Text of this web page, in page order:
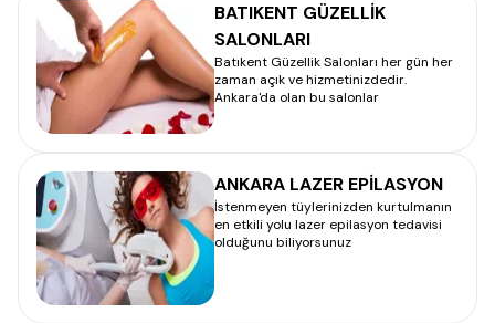
BATIKENT GÜZELLİK
SALONLARI
Batıkent Güzellik Salonları her gün her
zaman açık ve hizmetinizdedir.
Ankara'da olan bu salonlar
ANKARA LAZER EPİLASYON
İstenmeyen tüylerinizden kurtulmanın
en etkili yolu lazer epilasyon tedavisi
olduğunu biliyorsunuz